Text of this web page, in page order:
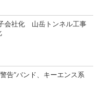
会社化 山岳トンネル工事
告”バンド、キーエンス系